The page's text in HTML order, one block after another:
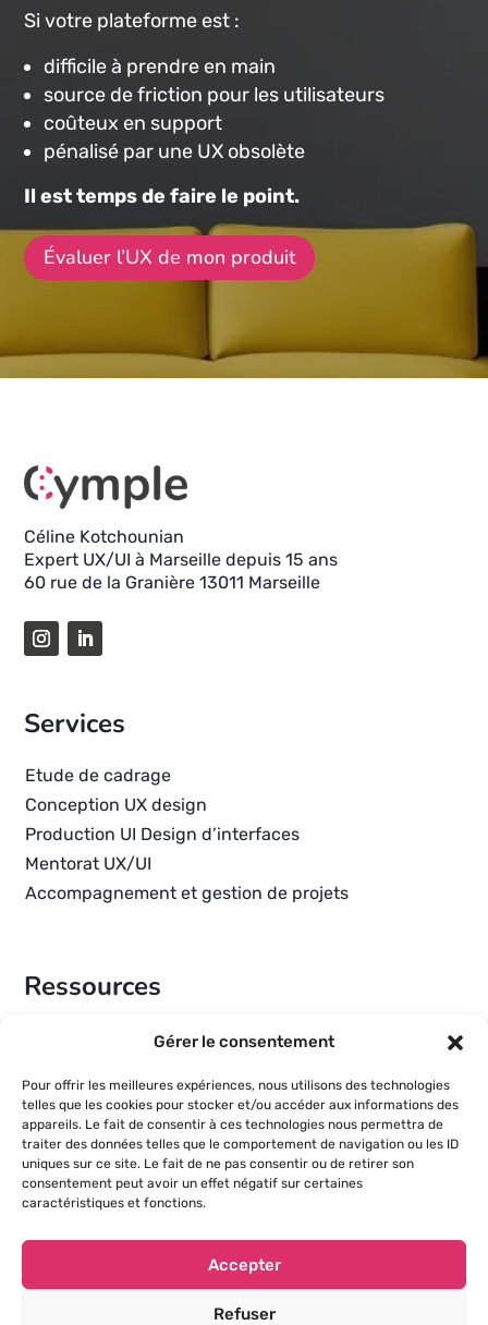
Gérer le consentement
Pour offrir les meilleures expériences, nous utilisons des technologies
telles que les cookies pour stocker et/ou accéder aux informations des
appareils. Le fait de consentir à ces technologies nous permettra de
traiter des données telles que le comportement de navigation ou les ID
uniques sur ce site. Le fait de ne pas consentir ou de retirer son
consentement peut avoir un effet négatif sur certaines
caractéristiques et fonctions.
Accepter
Refuser
Si votre plateforme est :
difficile à prendre en main
source de friction pour les utilisateurs
coûteux en support
pénalisé par une UX obsolète
Il est temps de faire le point.
Évaluer l’UX de mon produit
Céline Kotchounian
Expert UX/UI à Marseille depuis 15 ans
60 rue de la Granière 13011 Marseille
Services
Etude de cadrage
Conception UX design
Production UI Design d’interfaces
Mentorat UX/UI
Accompagnement et gestion de projets
Ressources
À propos de Céline Kotchounian
Actualités
Informations
Mentions légales